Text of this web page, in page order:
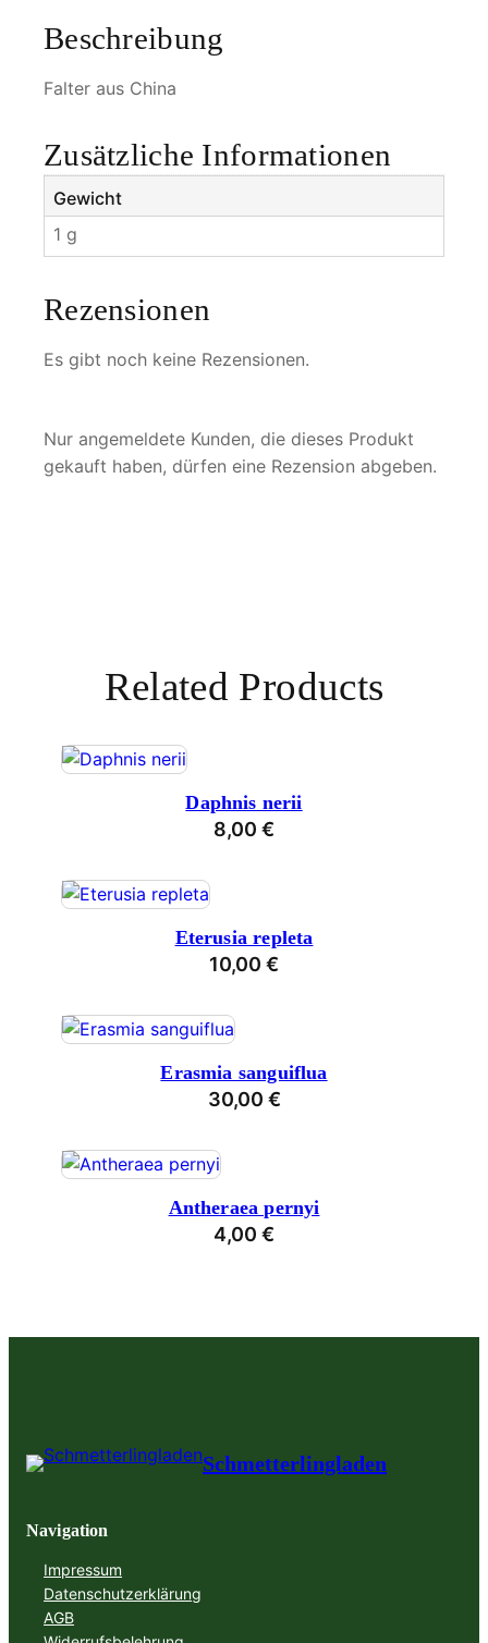
Beschreibung
Falter aus China
Zusätzliche Informationen
Gewicht
1 g
Rezensionen
Es gibt noch keine Rezensionen.
Nur angemeldete Kunden, die dieses Produkt
gekauft haben, dürfen eine Rezension abgeben.
Related Products
Daphnis nerii
8,00 €
Eterusia repleta
10,00 €
Erasmia sanguiflua
30,00 €
Antheraea pernyi
4,00 €
Schmetterlingladen
Navigation
Impressum
Datenschutzerklärung
AGB